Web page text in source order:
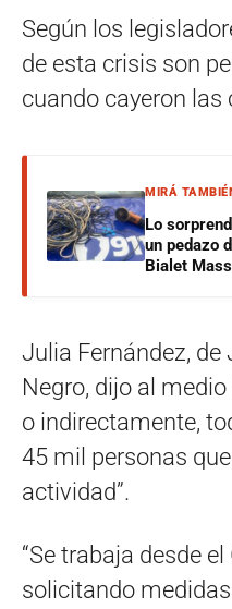
Según los
de esta crisis son
cuando cayeron las
MIRÁ
Lo
un pedazo
Bialet
Julia Fernández,
Negro, dijo al medio
o indirectamente,
45 mil personas
actividad”.
“Se trabaja desde
solicitando